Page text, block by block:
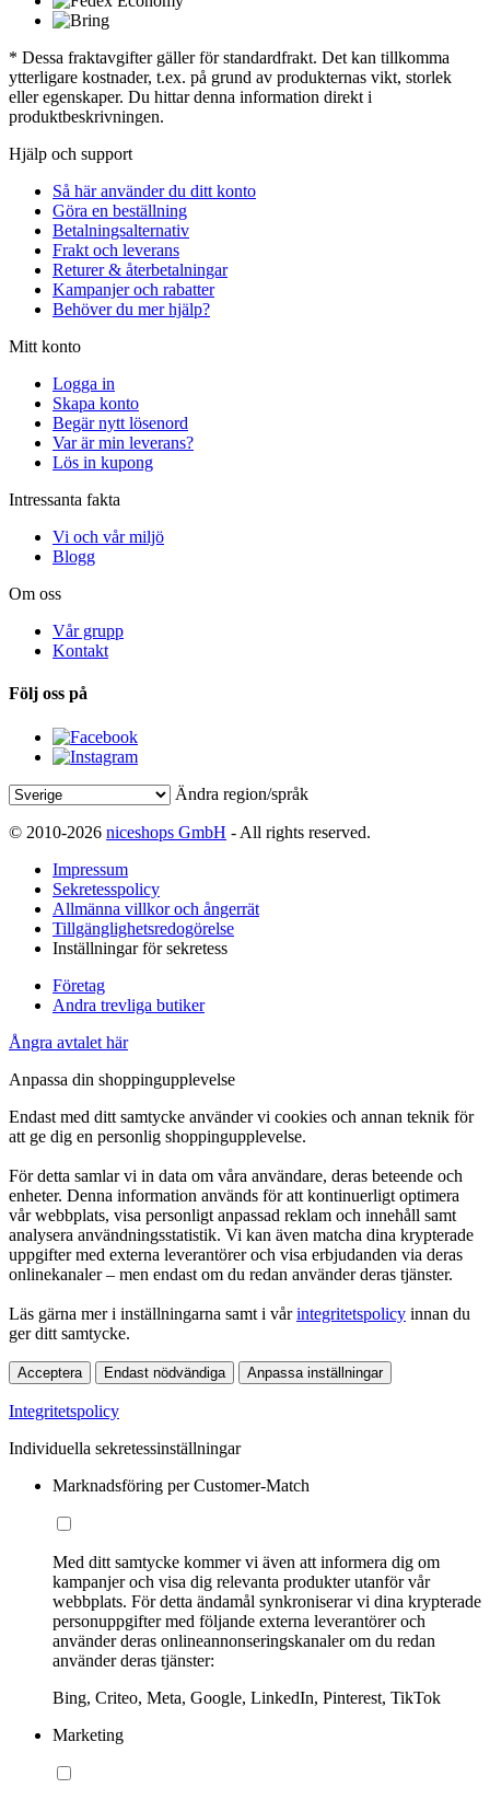
* Dessa fraktavgifter gäller för standardfrakt. Det kan tillkomma
ytterligare kostnader, t.ex. på grund av produkternas vikt, storlek
eller egenskaper. Du hittar denna information direkt i
produktbeskrivningen.
Hjälp och support
Så här använder du ditt konto
Göra en beställning
Betalningsalternativ
Frakt och leverans
Returer & återbetalningar
Kampanjer och rabatter
Behöver du mer hjälp?
Mitt konto
Logga in
Skapa konto
Begär nytt lösenord
Var är min leverans?
Lös in kupong
Intressanta fakta
Vi och vår miljö
Blogg
Om oss
Vår grupp
Kontakt
Följ oss på
Ändra region/språk
© 2010-2026 niceshops GmbH - All rights reserved.
Impressum
Sekretesspolicy
Allmänna villkor och ångerrät
Tillgänglighetsredogörelse
Inställningar för sekretess
Företag
Andra trevliga butiker
Ångra avtalet här
Anpassa din shoppingupplevelse
Endast med ditt samtycke använder vi cookies och annan teknik för
att ge dig en personlig shoppingupplevelse.
För detta samlar vi in data om våra användare, deras beteende och
enheter. Denna information används för att kontinuerligt optimera
vår webbplats, visa personligt anpassad reklam och innehåll samt
analysera användningsstatistik. Vi kan även matcha dina krypterade
uppgifter med externa leverantörer och visa erbjudanden via deras
onlinekanaler – men endast om du redan använder deras tjänster.
Läs gärna mer i inställningarna samt i vårintegritetspolicy innan du
ger ditt samtycke.
Acceptera Endast nödvändiga Anpassa inställningar
Integritetspolicy
Individuella sekretessinställningar
Marknadsföring per Customer-Match
Med ditt samtycke kommer vi även att informera dig om
kampanjer och visa dig relevanta produkter utanför vår
webbplats. För detta ändamål synkroniserar vi dina krypterade
personuppgifter med följande externa leverantörer och
använder deras onlineannonseringskanaler om du redan
använder deras tjänster:
Bing, Criteo, Meta, Google, LinkedIn, Pinterest, TikTok
Marketing